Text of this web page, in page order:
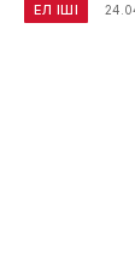
ЕЛ ІШІ